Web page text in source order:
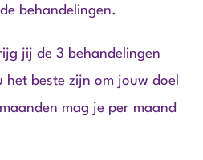
behandelingen.
jij de 3 behandelingen
het beste zijn om jouw doel
mag je per maand